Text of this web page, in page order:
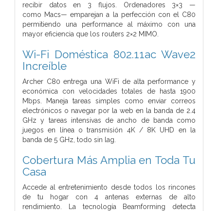
recibir datos en 3 flujos. Ordenadores 3×3 —
como Macs— emparejan a la perfección con el C80
permitiendo una performance al máximo con una
mayor eficiencia que los routers 2×2 MIMO.
Wi-Fi Doméstica 802.11ac Wave2
Increíble
Archer C80 entrega una WiFi de alta performance y
económica con velocidades totales de hasta 1900
Mbps. Maneja tareas simples como enviar correos
electrónicos o navegar por la web en la banda de 2.4
GHz y tareas intensivas de ancho de banda como
juegos en línea o transmisión 4K / 8K UHD en la
banda de 5 GHz, todo sin lag.
Cobertura Más Amplia en Toda Tu
Casa
Accede al entretenimiento desde todos los rincones
de tu hogar con 4 antenas externas de alto
rendimiento. La tecnología Beamforming detecta